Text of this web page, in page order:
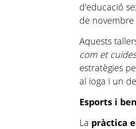
d'educació
de novembre
Aquests
com et
estratègies
al ioga i un
Esports i
La pràctica